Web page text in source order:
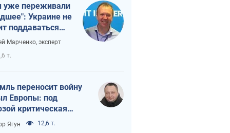
переживали
Украине не
поддаваться
из-за
Марченко, эксперт
т.
переносит войну
Европы: под
критическая
Ягун 12,6 т.